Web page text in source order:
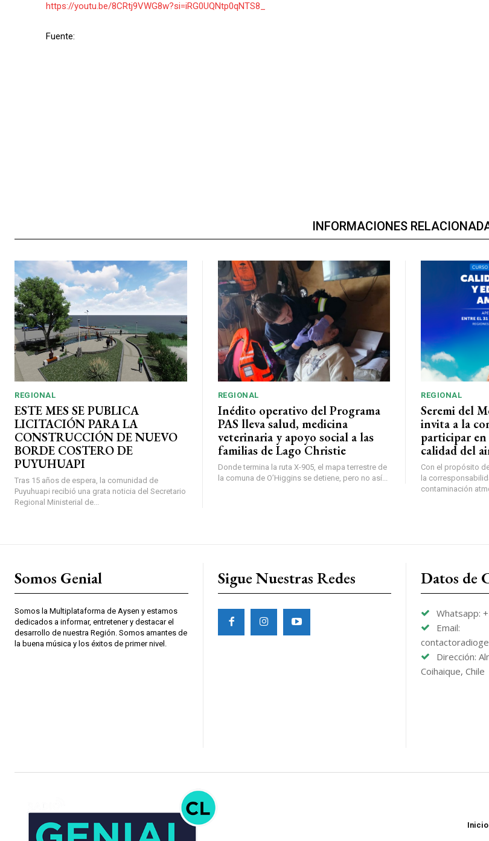
https://youtu.be/8CRtj9VWG8w?si=iRG0UQNtp0qNTS8_
Fuente:
INFORMACIONES
REGIONAL
ESTE MES SE PUBLICA
LICITACIÓN PARA LA
CONSTRUCCIÓN DE NUEVO
BORDE COSTERO DE
PUYUHUAPI
Tras 15 años de espera, la comunidad de
Puyuhuapi recibió una grata noticia del Secretario
Regional Ministerial de...
REGIONAL
Inédito operativo del Programa
PAS lleva salud, medicina
veterinaria y apoyo social a las
familias de Lago Christie
Donde termina la ruta X-905, el mapa terrestre de
la comuna de O’Higgins se detiene, pero no así...
REGIONAL
Seremi del
invita a la
participar
calidad del
Con el propósito
la
contaminación
Somos Genial
Somos la Multiplataforma de Aysen y estamos
dedicados a informar, entretener y destacar el
desarrollo de nuestra Región. Somos amantes de
la buena música y los éxitos de primer nivel.
Sigue Nuestras Redes Datos de
Whatsapp:
Email:
Dirección:
Coihaique, Chile
Inicio